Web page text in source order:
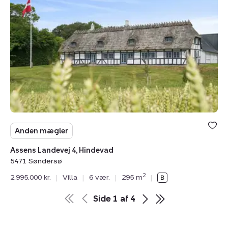
Landevej
4,
Hindevad,
5471
Søndersø
Anden mægler
Assens Landevej 4, Hindevad
5471 Søndersø
2.995.000 kr.
| Villa | 6 vær. | 295 m2 |
Side 1 af 4